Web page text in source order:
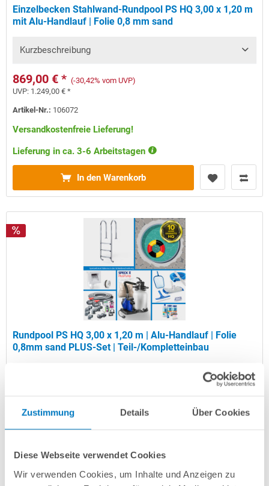
Zustimmung Details Über Cookies
Diese Webseite verwendet Cookies
Wir verwenden Cookies, um Inhalte und Anzeigen zu
Einzelbecken Stahlwand-Rundpool PS HQ 3,00 x 1,20 m
mit Alu-Handlauf | Folie 0,8 mm sand
Kurzbeschreibung
869,00 € * (-30,42% vom UVP)
UVP: 1.249,00 € *
Artikel-Nr.: 106072
Versandkostenfreie Lieferung!
Lieferung in ca. 3-6 Arbeitstagen
In den Warenkorb
Rundpool PS HQ 3,00 x 1,20 m | Alu-Handlauf | Folie
0,8mm sand PLUS-Set | Teil-/Kompletteinbau
UVP:2.299,00 € *
Versandkostenfreie Lieferung!
Lieferung in ca. 3-6 Arbeitstagen